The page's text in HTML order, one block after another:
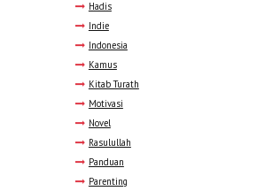
Hadis
Indie
Indonesia
Kamus
Kitab Turath
Motivasi
Novel
Rasulullah
Panduan
Parenting